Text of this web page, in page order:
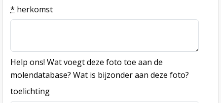
* herkomst
Help ons! Wat voegt deze foto toe aan de
molendatabase? Wat is bijzonder aan deze foto?
toelichting